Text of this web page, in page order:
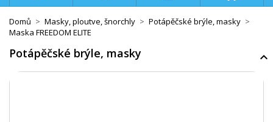
Domů Masky, ploutve, šnorchly
Potápěčské brýle, masky
Maska FREEDOM ELITE
Potápěčské brýle, masky